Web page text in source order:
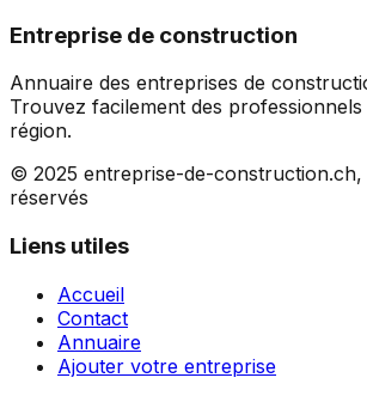
Entreprise de construction
Annuaire des entreprises de
Trouvez facilement des
région.
© 2025 entreprise-de-construction.ch,
réservés
Liens utiles
Accueil
Contact
Annuaire
Ajouter votre entreprise